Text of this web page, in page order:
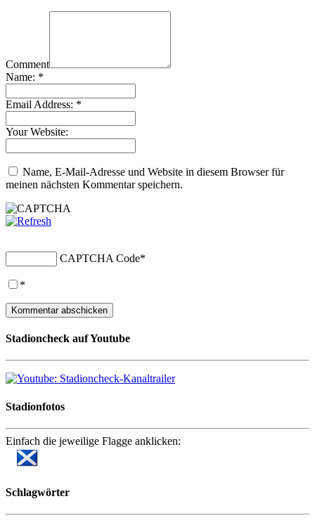
Comment
Name: *
Email Address: *
Your Website:
Name, E-Mail-Adresse und Website in diesem Browser für
meinen nächsten Kommentar speichern.
CAPTCHA Code*
*
Stadioncheck auf Youtube
Stadionfotos
Einfach die jeweilige Flagge anklicken:
Schlagwörter